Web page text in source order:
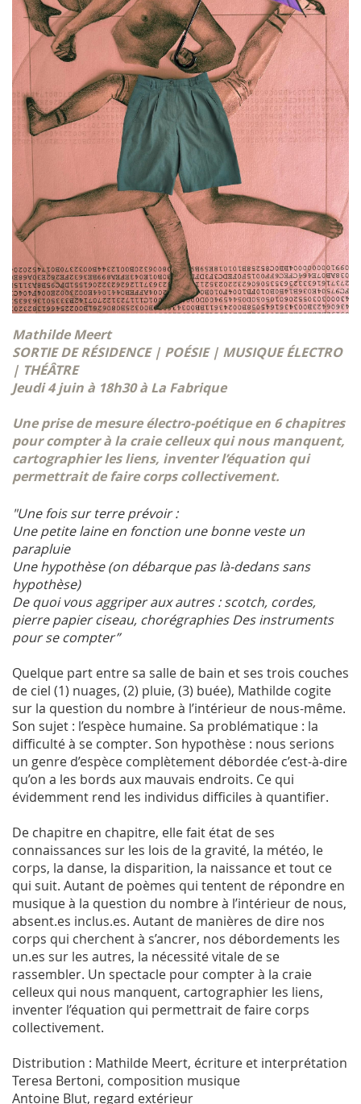
Mathilde Meert
SORTIE DE RÉSIDENCE | POÉSIE | MUSIQUE ÉLECTRO
| THÉÂTRE
Jeudi 4 juin à 18h30 à La Fabrique
Une prise de mesure électro-poétique en 6 chapitres
pour compter à la craie celleux qui nous manquent,
cartographier les liens, inventer l’équation qui
permettrait de faire corps collectivement.
"Une fois sur terre prévoir :
Une petite laine en fonction une bonne veste un
parapluie
Une hypothèse (on débarque pas là-dedans sans
hypothèse)
De quoi vous aggriper aux autres : scotch, cordes,
pierre papier ciseau, chorégraphies Des instruments
pour se compter”
Quelque part entre sa salle de bain et ses trois couches
de ciel (1) nuages, (2) pluie, (3) buée), Mathilde cogite
sur la question du nombre à l’intérieur de nous-même.
Son sujet : l’espèce humaine. Sa problématique : la
difficulté à se compter. Son hypothèse : nous serions
un genre d’espèce complètement débordée c’est-à-dire
qu’on a les bords aux mauvais endroits. Ce qui
évidemment rend les individus difficiles à quantifier.
De chapitre en chapitre, elle fait état de ses
connaissances sur les lois de la gravité, la météo, le
corps, la danse, la disparition, la naissance et tout ce
qui suit. Autant de poèmes qui tentent de répondre en
musique à la question du nombre à l’intérieur de nous,
absent.es inclus.es. Autant de manières de dire nos
corps qui cherchent à s’ancrer, nos débordements les
un.es sur les autres, la nécessité vitale de se
rassembler. Un spectacle pour compter à la craie
celleux qui nous manquent, cartographier les liens,
inventer l’équation qui permettrait de faire corps
collectivement.
Distribution : Mathilde Meert, écriture et interprétation
Teresa Bertoni, composition musique
Antoine Blut, regard extérieur